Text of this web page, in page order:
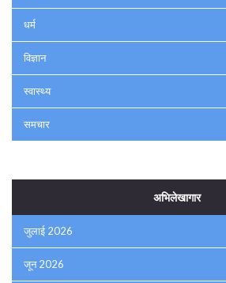
धर्म
विज्ञान
स्वास्थ्य
समचार
अभिलेखागार
जुलाई 2026
जून 2026